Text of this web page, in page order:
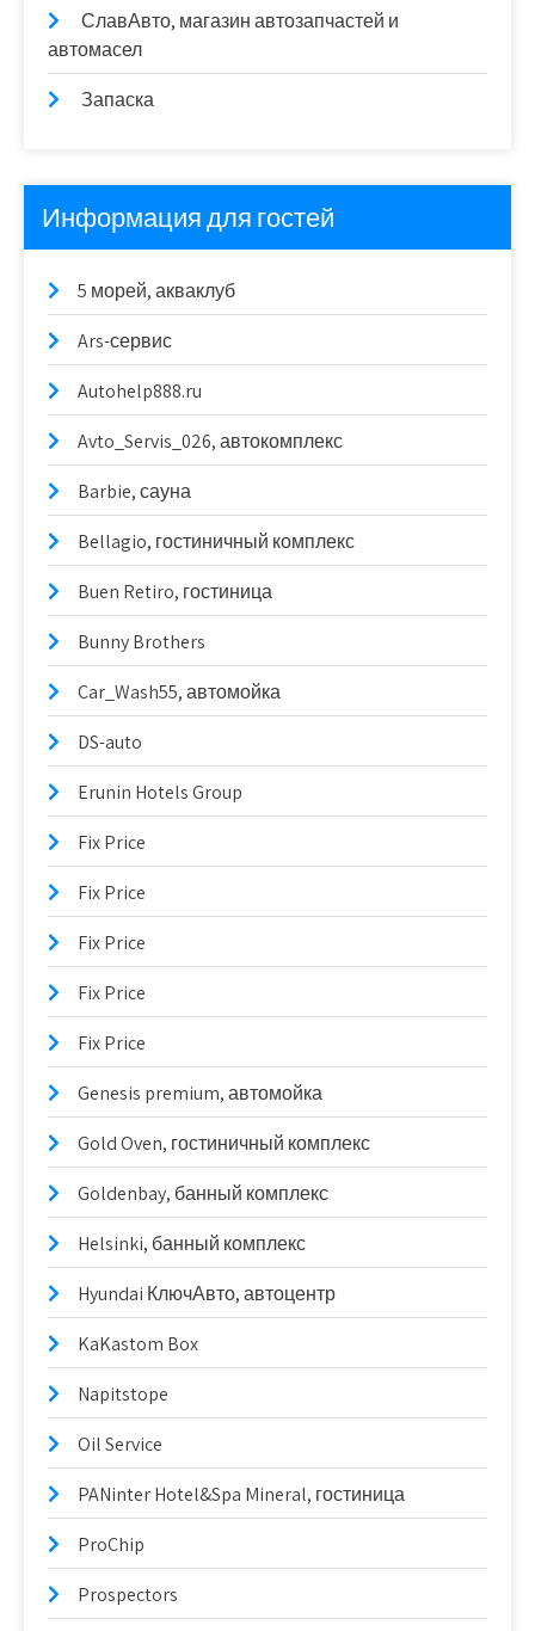
СлавАвто, магазин автозапчастей и
автомасел
Запаска
Информация для гостей
5 морей, акваклуб
Ars-сервис
Autohelp888.ru
Avto_Servis_026, автокомплекс
Barbie, сауна
Bellagio, гостиничный комплекс
Buen Retiro, гостиница
Bunny Brothers
Car_Wash55, автомойка
DS-auto
Erunin Hotels Group
Fix Price
Fix Price
Fix Price
Fix Price
Fix Price
Genesis premium, автомойка
Gold Oven, гостиничный комплекс
Goldenbay, банный комплекс
Helsinki, банный комплекс
Hyundai КлючАвто, автоцентр
KaKastom Box
Napitstope
Oil Service
PANinter Hotel&Spa Mineral, гостиница
ProChip
Prospectors